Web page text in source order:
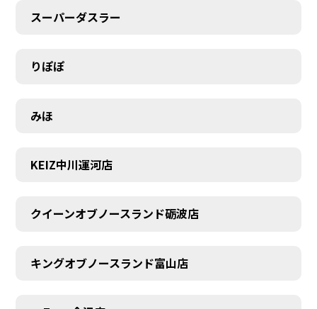
スーパーダスラー
りぽぽ
みほ
KEIZ中川運河店
クイーンオブノースランド砺波店
キングオブノースランド富山店